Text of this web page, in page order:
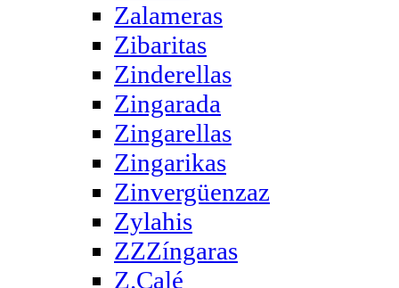
Zalameras
Zibaritas
Zinderellas
Zingarada
Zingarellas
Zingarikas
Zinvergüenzaz
Zylahis
ZZZíngaras
Z.Calé